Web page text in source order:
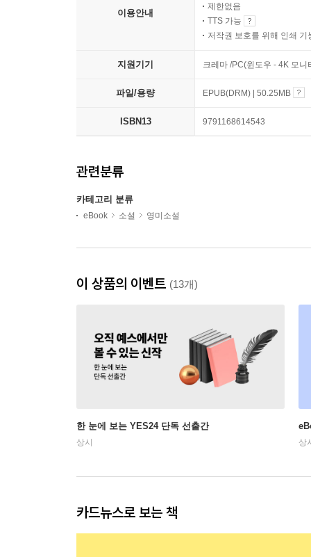
이용안내
제한없음
TTS 가능
저작권 보호를 위해 인쇄 기
지원기기 크레마 /PC(윈도우 - 4K 모
파일/용량 EPUB(DRM) | 50.25MB
ISBN13 9791168614543
관련분류
카테고리 분류
eBook 소설 영미소설
이 상품의 이벤트 (13개)
한 눈에 보는 YES24 단독 선출간
상시 상
카드뉴스로 보는 책